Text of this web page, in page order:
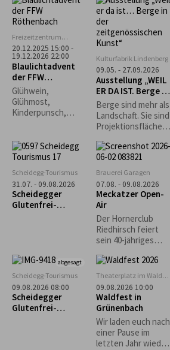
Freizeitzentrum
Rentershofen
20.12.2025 15:00 -
19.12.2026 22:00
Blaulichtadvent
der FFW
Röthenbach
Glühwein,
Glühmost,
Kinderpunsch,
Schmalzbrote
Kulturfabrik Lindenberg
09.05. - 27.09.2026
Ausstellung „WEIL
ER DA IST. Berge in
der
zeitgenössischen
Kunst“
Berge sind mehr als
Landschaft. Sie sind
Projektionsfläche,
Hindernis, Mythos
und Realität. Die
Ausstellung „Weil er
da ist…“
versammelt diese
Auseinandersetzun
g in Positionen von
zehn
zeitgenössischen
Künstlerinnen und
Künstlern, die den
Berg als äußere
Realität ebenso
befragen wie als
inneres und
gesellschaftliches
Bild.
Scheidegg-Tourismus
31.07. - 09.08.2026
Scheidegger
Glutenfrei-
Brauerei Garagen
07.08. - 09.08.2026
Meckatzer Open-
Air
Der Hornerclub
Riedhirsch feiert
sein 40-jähriges
Meckatzer Garagen.
Freut euch auf ein
abwechslungsreich
es Programm mit
Musik, guter
Stimmung und
reichhaltiger
Verpflegung.
abgesagt
Scheidegg-Tourismus
09.08.2026 08:00
Scheidegger
Glutenfrei-
Theaterplatz im Wald
bei Grünenbach
09.08.2026 10:00
Waldfest in
Grünenbach
Wir laden euch nach
einer Pause im
letzten Jahr wieder